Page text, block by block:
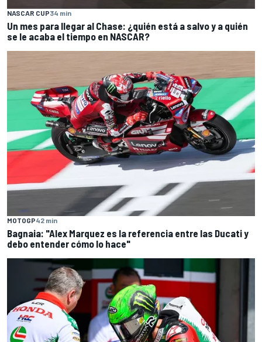
NASCAR CUP34 min
Un mes para llegar al Chase: ¿quién está a salvo y a quién
se le acaba el tiempo en NASCAR?
MOTOGP42 min
Bagnaia: "Alex Marquez es la referencia entre las Ducati y
debo entender cómo lo hace"